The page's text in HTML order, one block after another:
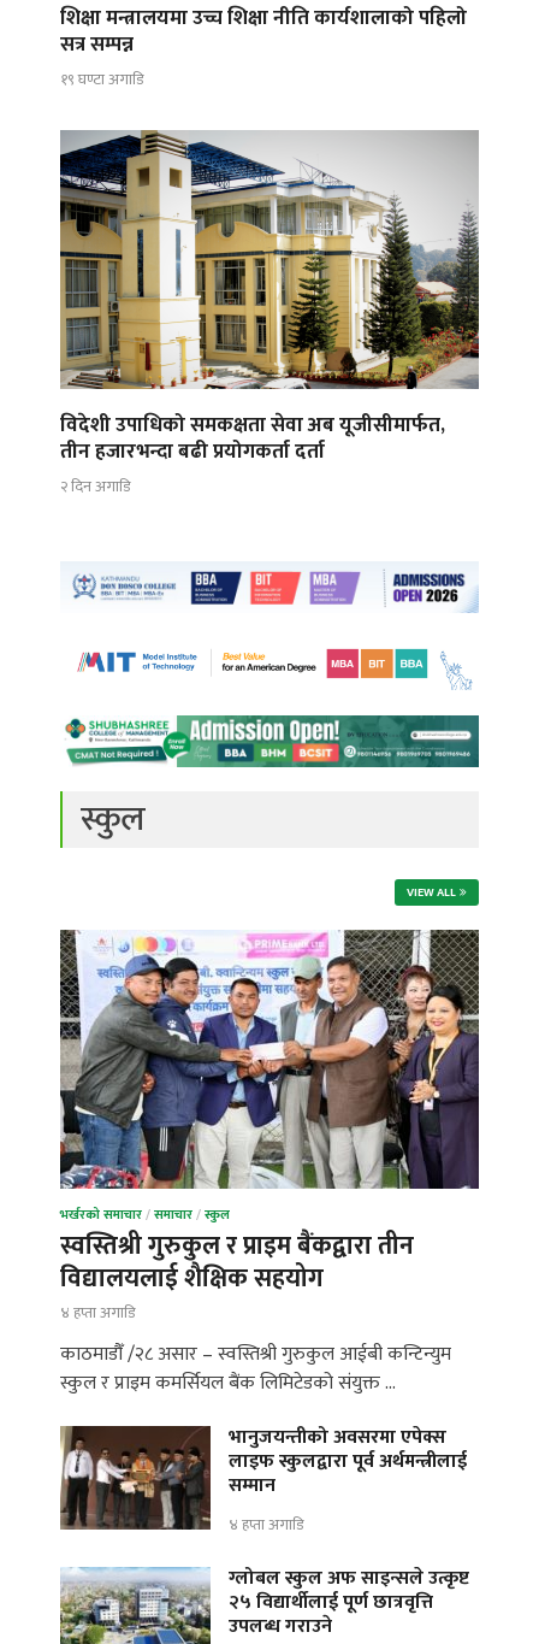
शिक्षा मन्त्रालयमा उच्च शिक्षा नीति कार्यशालाको पहिलो
सत्र सम्पन्न
१९ घण्टा अगाडि
विदेशी उपाधिको समकक्षता सेवा अब यूजीसीमार्फत,
तीन हजारभन्दा बढी प्रयोगकर्ता दर्ता
२ दिन अगाडि
स्कुल
VIEW ALL
भर्खरको समाचार/समाचार/स्कुल
स्वस्तिश्री गुरुकुल र प्राइम बैंकद्वारा तीन
विद्यालयलाई शैक्षिक सहयोग
४ हप्ता अगाडि
काठमाडौँ /२८ असार – स्वस्तिश्री गुरुकुल आईबी कन्टिन्युम
स्कुल र प्राइम कमर्सियल बैंक लिमिटेडको संयुक्त …
भानुजयन्तीको अवसरमा एपेक्स
लाइफ स्कुलद्वारा पूर्व अर्थमन्त्रीलाई
सम्मान
४ हप्ता अगाडि
ग्लोबल स्कुल अफ साइन्सले उत्कृष्ट
२५ विद्यार्थीलाई पूर्ण छात्रवृत्ति
उपलब्ध गराउने